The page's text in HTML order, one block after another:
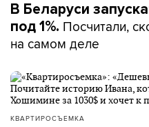
В Беларуси
под 1%. Посчитали,
на самом деле
КВАРТИРОСЪЕМКА